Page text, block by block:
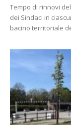
Tempo di rinnovi
dei Sindaci in
bacino territoriale